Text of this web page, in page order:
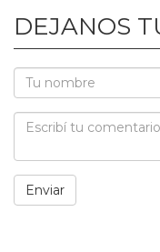
DEJANOS